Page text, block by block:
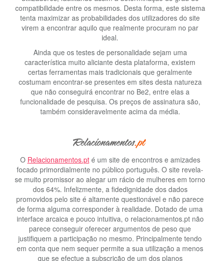
compatibilidade entre os mesmos. Desta forma, este sistema
tenta maximizar as probabilidades dos utilizadores do site
virem a encontrar aquilo que realmente procuram no par
ideal.
Ainda que os testes de personalidade sejam uma
característica muito aliciante desta plataforma, existem
certas ferramentas mais tradicionais que geralmente
costumam encontrar-se presentes em sites desta natureza
que não conseguirá encontrar no Be2, entre elas a
funcionalidade de pesquisa. Os preços de assinatura são,
também consideravelmente acima da média.
O Relacionamentos.pté um site de encontros e amizades
focado primordialmente no público português. O site revela-
se muito promissor ao alegar um rácio de mulheres em torno
dos 64%. Infelizmente, a fidedignidade dos dados
promovidos pelo site é altamente questionável e não parece
de forma alguma corresponder à realidade. Dotado de uma
interface arcaica e pouco intuitiva, o relacionamentos.pt não
parece conseguir oferecer argumentos de peso que
justifiquem a participação no mesmo. Principalmente tendo
em conta que nem sequer permite a sua utilização a menos
que se efectue a subscrição de um dos planos